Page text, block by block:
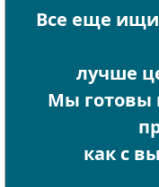
Все еще
лучше
Мы готовы
как с